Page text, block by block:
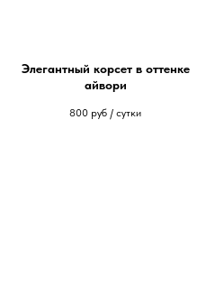
Элегантный корсет в оттенке
айвори
800 руб / сутки